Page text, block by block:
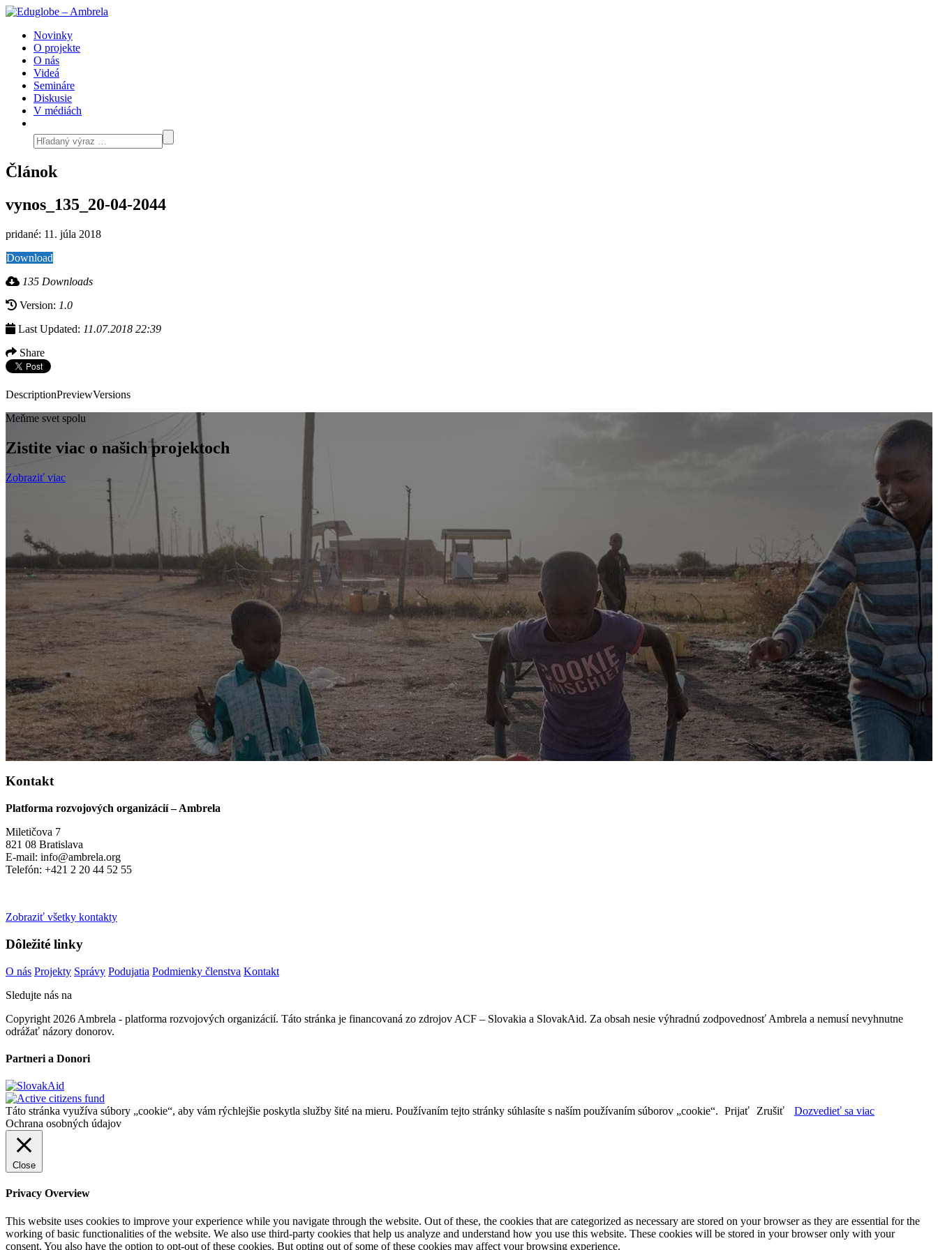
Novinky
O projekte
O nás
Videá
Semináre
Diskusie
V médiách
Článok
vynos_135_20-04-2044
pridané: 11. júla 2018
Download
135 Downloads
Version: 1.0
Last Updated: 11.07.2018 22:39
Share
DescriptionPreviewVersions
Meňme svet spolu
Zistite viac o našich projektoch
Zobraziť viac
Kontakt
Platforma rozvojových organizácií – Ambrela
Miletičova 7
821 08 Bratislava
E-mail: info@ambrela.org
Telefón: +421 2 20 44 52 55
Zobraziť všetky kontakty
Dôležité linky
O nás Projekty Správy Podujatia Podmienky členstva Kontakt
Sledujte nás na
Copyright 2026 Ambrela - platforma rozvojových organizácií. Táto stránka je financovaná zo zdrojov ACF – Slovakia a SlovakAid. Za obsah nesie výhradnú zodpovednosť Ambrela a nemusí nevyhnutne
odrážať názory donorov.
Partneri a Donori
Táto stránka využíva súbory „cookie“, aby vám rýchlejšie poskytla služby šité na mieru. Používaním tejto stránky súhlasíte s naším používaním súborov „cookie“. Prijať Zrušiť
Dozvedieť sa viac
Ochrana osobných údajov
Close
Privacy Overview
This website uses cookies to improve your experience while you navigate through the website. Out of these, the cookies that are categorized as necessary are stored on your browser as they are essential for the
working of basic functionalities of the website. We also use third-party cookies that help us analyze and understand how you use this website. These cookies will be stored in your browser only with your
consent. You also have the option to opt-out of these cookies. But opting out of some of these cookies may affect your browsing experience.